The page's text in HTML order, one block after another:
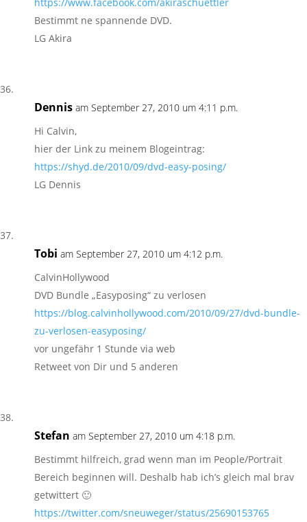
Bestimmt ne spannende DVD.
LG Akira
Dennis am September 27, 2010 um 4:11 p.m.
Hi Calvin,
hier der Link zu meinem Blogeintrag:
https://shyd.de/2010/09/dvd-easy-posing/
LG Dennis
Tobi am September 27, 2010 um 4:12 p.m.
CalvinHollywood
DVD Bundle „Easyposing“ zu verlosen
https://blog.calvinhollywood.com/2010/09/27/dvd-bundle-
zu-verlosen-easyposing/
vor ungefähr 1 Stunde via web
Retweet von Dir und 5 anderen
Stefan am September 27, 2010 um 4:18 p.m.
Bestimmt hilfreich, grad wenn man im People/Portrait
Bereich beginnen will. Deshalb hab ich’s gleich mal brav
getwittert 🙂
https://twitter.com/sneuweger/status/25690153765